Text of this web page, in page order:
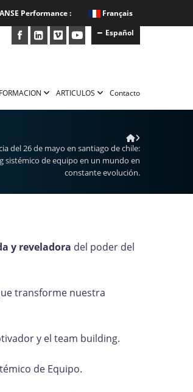
ANSE Performance : Français
Español
ARTICULOS Contacto
del 26 de mayo en santiago de chile:
sistémico de equipo en un mundo en
constante evolución.
y reveladora del poder del
transforme nuestra
y el team building.
de Equipo.